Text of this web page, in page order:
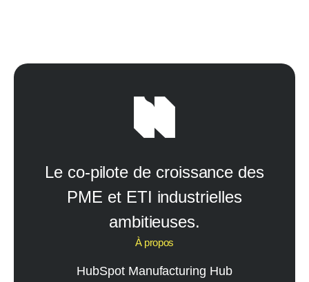
Le co-pilote de croissance des
PME et ETI industrielles
ambitieuses.
À propos
HubSpot Manufacturing Hub